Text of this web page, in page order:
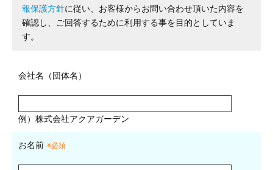
報保護方針に従い、お客様からお問い合わせ頂いた内容を
確認し、ご回答するために利用する事を目的としていま
す。
会社名（団体名）
例）株式会社アクアガーデン
お名前 ※必須